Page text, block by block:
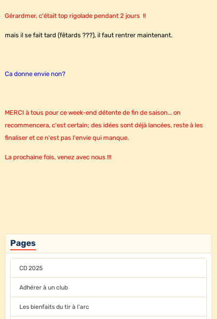
Gérardmer, c'était top rigolade pendant 2 jours !!
mais il se fait tard (fêtards ???), il faut rentrer maintenant.
Ca donne envie non?
MERCI à tous pour ce week-end détente de fin de saison... on
recommencera, c'est certain; des idées sont déjà lancées, reste à les
finaliser et ce n'est pas l'envie qui manque.
La prochaine fois, venez avec nous !!!
Pages
CD 2025
Adhérer à un club
Les bienfaits du tir à l'arc